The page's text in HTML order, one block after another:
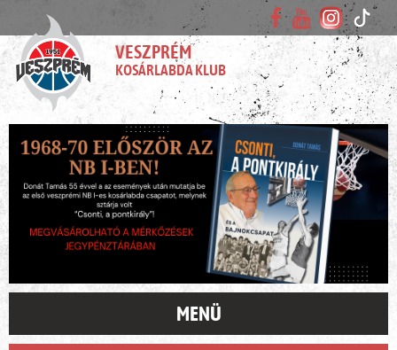
VESZPRÉM
KOSÁRLABDA KLUB
MENÜ